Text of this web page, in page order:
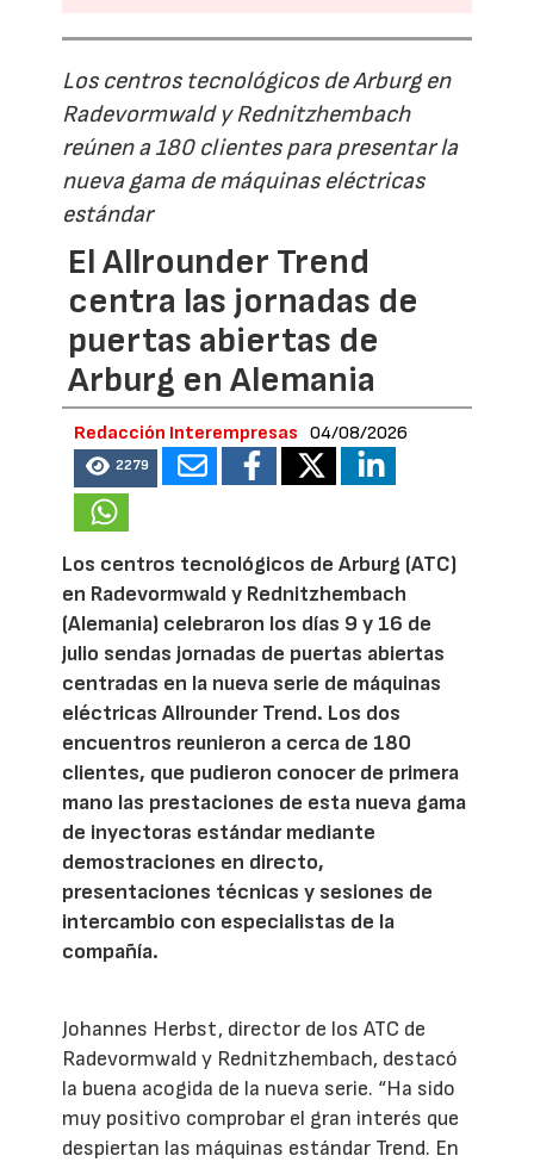
Los centros tecnológicos de Arburg en
Radevormwald y Rednitzhembach
reúnen a 180 clientes para presentar la
nueva gama de máquinas eléctricas
estándar
El Allrounder Trend
centra las jornadas de
puertas abiertas de
Arburg en Alemania
Redacción Interempresas 04/08/2026
2279
Los centros tecnológicos de Arburg (ATC)
en Radevormwald y Rednitzhembach
(Alemania) celebraron los días 9 y 16 de
julio sendas jornadas de puertas abiertas
centradas en la nueva serie de máquinas
eléctricas Allrounder Trend. Los dos
encuentros reunieron a cerca de 180
clientes, que pudieron conocer de primera
mano las prestaciones de esta nueva gama
de inyectoras estándar mediante
demostraciones en directo,
presentaciones técnicas y sesiones de
intercambio con especialistas de la
compañía.
Johannes Herbst, director de los ATC de
Radevormwald y Rednitzhembach, destacó
la buena acogida de la nueva serie. “Ha sido
muy positivo comprobar el gran interés que
despiertan las máquinas estándar Trend. En